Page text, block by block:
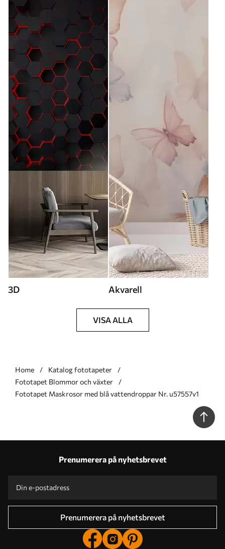
3D Akvarell
VISA ALLA
Home
Katalog fototapeter
Fototapet Blommor och växter
Fototapet Maskrosor med blå vattendroppar Nr. u57557v1
Prenumerera på nyhetsbrevet
Prenumerera på nyhetsbrevet